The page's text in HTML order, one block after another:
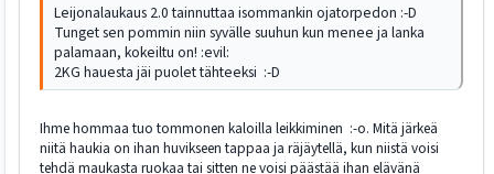
Leijonalaukaus 2.0 tainnuttaa isommankin ojatorpedon :-D
Tunget sen pommin niin syvälle suuhun kun menee ja lanka
palamaan, kokeiltu on! :evil:
2KG hauesta jäi puolet tähteeksi :-D
Ihme hommaa tuo tommonen kaloilla leikkiminen :-o. Mitä järkeä
niitä haukia on ihan huvikseen tappaa ja räjäytellä, kun niistä voisi
tehdä maukasta ruokaa tai sitten ne voisi päästää ihan elävänä